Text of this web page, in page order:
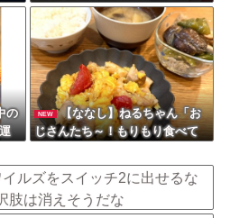
麒麟うおおおおおおおおお
の
NEW
【ななし】ねるちゃん「お
じさんたち～！もりもり食べて
ルズをスイッチ2に出せるな
肢は消えそうだな